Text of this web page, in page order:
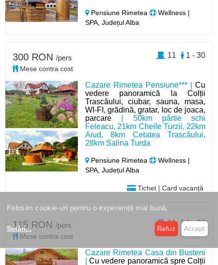
Pensiune Rimetea
Wellness |
SPA, Județul Alba
Cazare Rimetea Pensiune*** | Cu
vedere panoramică la Colții
Trascăului, ciubar, sauna, masa,
WI-FI, grădină, gratar, loc de joaca,
parcare | 50km pârtie schi
Feleacu, 21km Cheile Turzii, 22km
Aiud, 8km Cetatea Trascăului,
28km Salina Turda
Pensiune Rimetea
Wellness |
SPA, Județul Alba
Tichet | Card vacanță
300 RON /pers
Mese contra cost
1 - 30
11
Cazare Rimetea Casa din Busteni
|Cu vedere panoramică spre Colții
115 RON /pers
Mese contra cost
1 - 23
11
Folosim cookie-uri pentru o experiență mai bună.
Setări... Refuz Accept